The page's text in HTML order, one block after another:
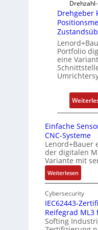
Drehgeber
Portfolio
eine
Einfache
CNC-Systeme
Lenord+Bauer
der digitalen
Variante mit
Weiterlesen:
E
i
n
a
Cybersecurity
IEC62443-
Reifegrad
Softing